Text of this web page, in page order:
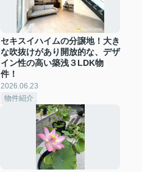
セキスイハイムの分譲地！大き
な吹抜けがあり開放的な、デザ
イン性の高い築浅３LDK物
件！
2026.06.23
物件紹介